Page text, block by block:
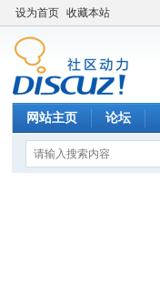
设为首页 收藏本站
网站主页 论坛